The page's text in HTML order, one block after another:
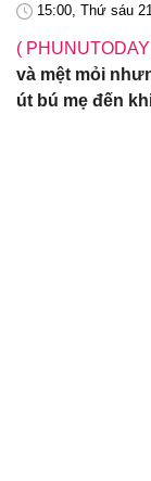
15:00, Thứ sáu
(
và mệt mỏi
út bú mẹ đến